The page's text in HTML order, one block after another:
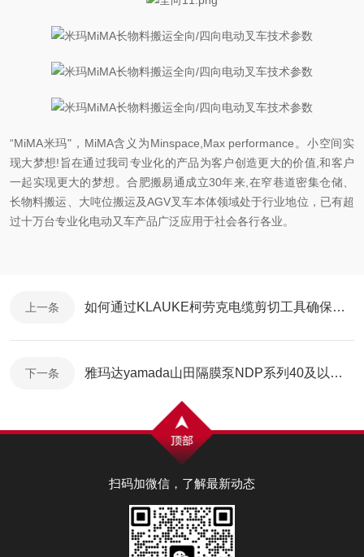
“MiMA米玛"，MiMA含义为Minspace,Max performance。小空间实
现大梦想!旨在通过我司专业化的产品为客户创造更大的价值,和客户
一起实现更大的梦想。合肥搬易通成立30年来,在窄巷道密集仓储、
长物料搬运、大吨位搬运及AGV叉车本体领域处于行业地位，已有超
过十万台专业化电动又车产品广泛应用于社会各行各业。
上一条 如何通过KLAUKE柯劳克电缆剪切工具确保电缆切割精度？
下一条 雅玛达yamada山田隔膜泵NDP系列40及以上技术参数
扫码加微信，了解最新动态